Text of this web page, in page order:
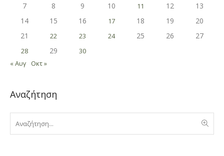
7
8 9 10 11 12
13
14
15 16 17 18 19
20
21
22 23 24 25 26 27
28 29
30
« Αυγ
Οκτ »
Αναζήτηση